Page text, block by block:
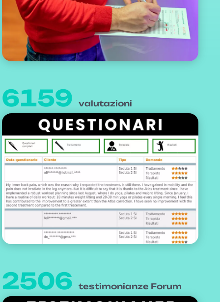
6159 valutazioni
2506 testimonianze Forum